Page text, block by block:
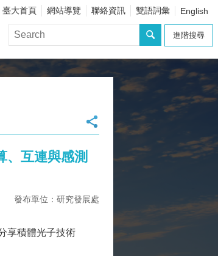
臺大首頁 網站導覽 聯絡資訊 雙語詞彙 English
進階搜尋
、互連與感測
發布單位：研究發展處
享積體光子技術